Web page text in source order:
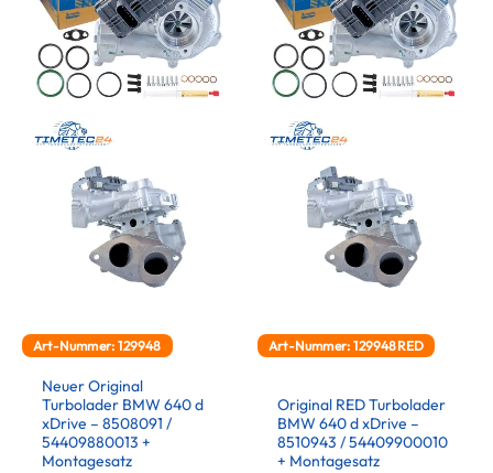
Art-Nummer: 129948
Neuer Original
Turbolader BMW 640 d
xDrive – 8508091 /
54409880013 +
Montagesatz
Art-Nummer: 129948RED
Original RED Turbolader
BMW 640 d xDrive –
8510943 / 54409900010
+ Montagesatz